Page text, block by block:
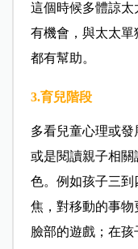
這個時候多體諒
有機會，與太太
都有幫助。
3.育兒階段
多看兒童心理或發
或是閱讀親子相關
色。例如孩子三
焦，對移動的事
臉部的遊戲；在